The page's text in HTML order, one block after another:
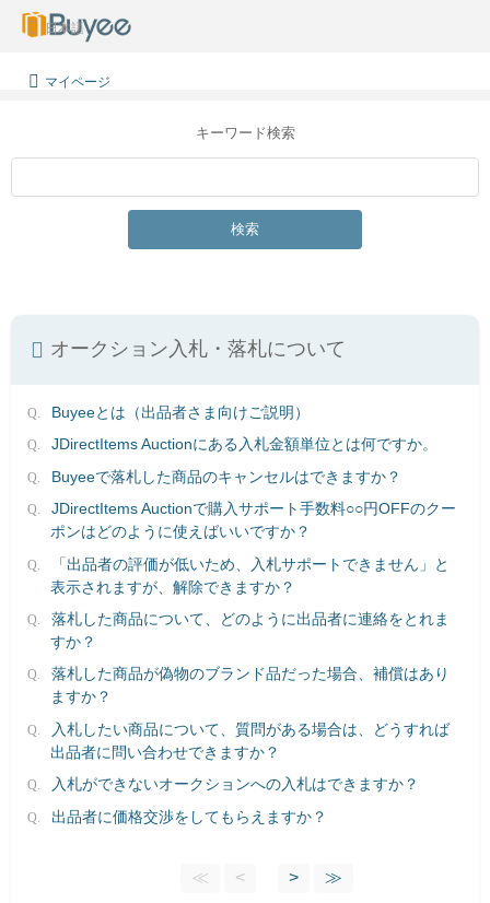
日本語
マイページ
キーワード検索
検索
オークション入札・落札について
Buyeeとは（出品者さま向けご説明）
JDirectItems Auctionにある入札金額単位とは何ですか。
Buyeeで落札した商品のキャンセルはできますか？
JDirectItems Auctionで購入サポート手数料○○円OFFのクー
ポンはどのように使えばいいですか？
「出品者の評価が低いため、入札サポートできません」と
表示されますが、解除できますか？
落札した商品について、どのように出品者に連絡をとれま
すか？
落札した商品が偽物のブランド品だった場合、補償はあり
ますか？
入札したい商品について、質問がある場合は、どうすれば
出品者に問い合わせできますか？
入札ができないオークションへの入札はできますか？
出品者に価格交渉をしてもらえますか？
≪ < > ≫